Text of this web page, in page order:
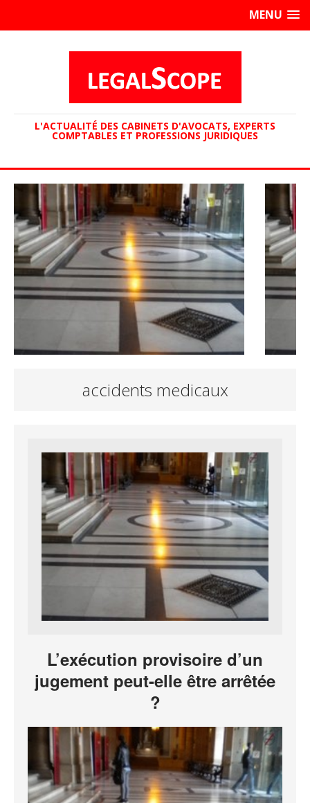
MENU
L'ACTUALITÉ DES CABINETS D'AVOCATS, EXPERTS
COMPTABLES ET PROFESSIONS JURIDIQUES
accidents medicaux
L’exécution provisoire d’un
jugement peut-elle être arrêtée
?